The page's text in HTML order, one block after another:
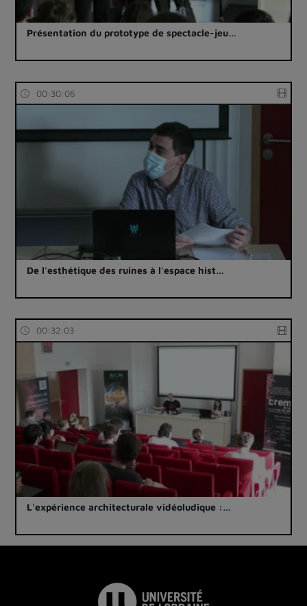
Présentation du prototype de spectacle-jeu…
00:30:06
De l'esthétique des ruines à l'espace hist…
00:32:03
L'expérience architecturale vidéoludique :…